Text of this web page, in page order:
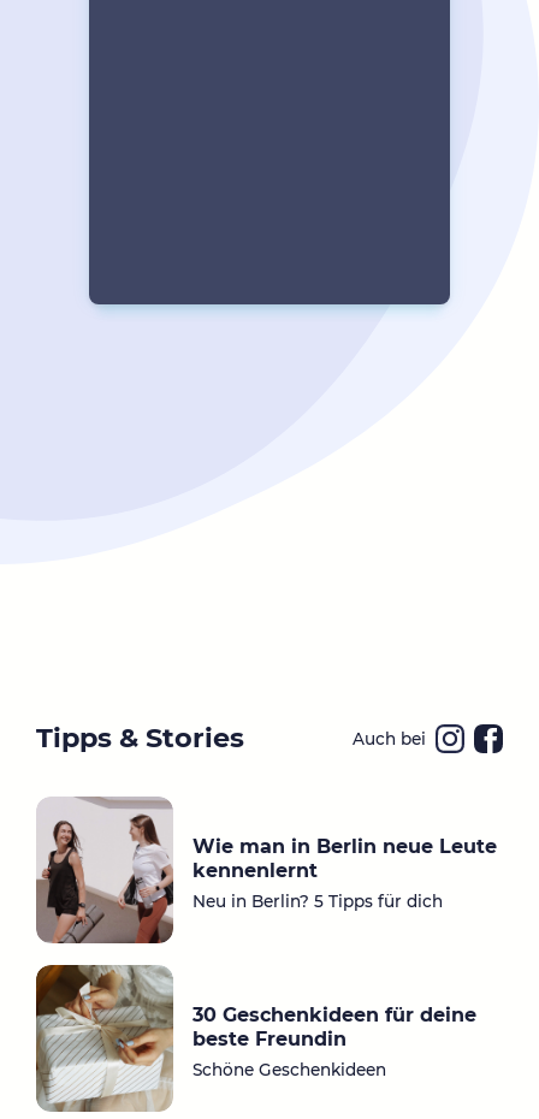
Tipps & Stories Auch bei
a
ok
Wie man in Berlin neue Leute
kennenlernt
Neu in Berlin? 5 Tipps für dich
30 Geschenkideen für deine
beste Freundin
Schöne Geschenkideen